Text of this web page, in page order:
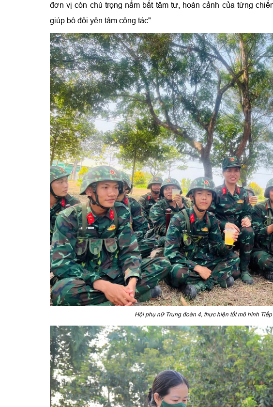
đơn vị còn chú trọng nắm bắt tâm tư, hoàn cảnh của từng
giúp bộ đội yên tâm công tác".
Hội phụ nữ Trung đoàn 4, thực hiện tốt mô hình